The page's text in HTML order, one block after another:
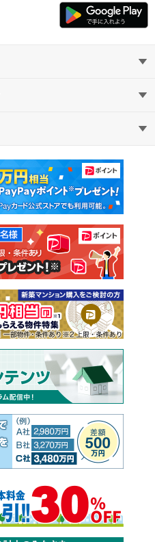
中古マンション
中古一戸建て
土地
教えて！住まいの先生